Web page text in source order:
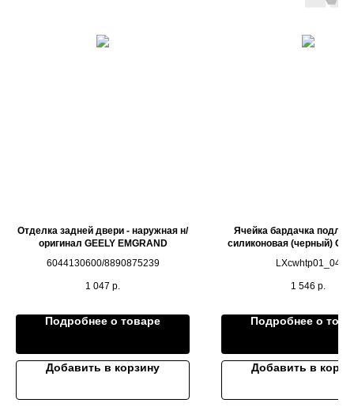
Отделка задней двери - наружная н/
оригинал GEELY EMGRAND
6044130600/8890875239
1 047 р.
Подробнее о товаре
Добавить в корзину
Ячейка бардачка
силиконовая (черный)
LXcwhtp01_04
1 546 р.
Подробнее о
Добавить в